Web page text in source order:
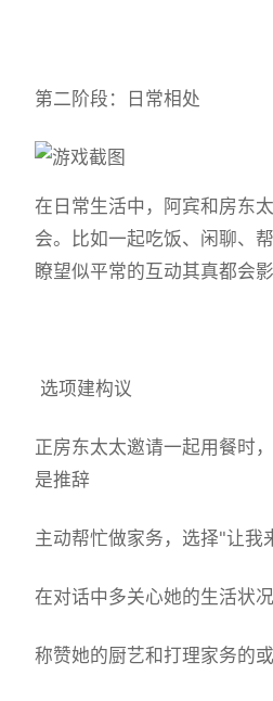
第二阶段：日常相处
在日常生活中，阿宾和房东
会。比如一起吃饭、闲聊、
瞭望似平常的互动其真都会影
选项建构议
正房东太太邀请一起用餐时
是推辞
主动帮忙做家务，选择"让我
在对话中多关心她的生活状况
称赞她的厨艺和打理家务的